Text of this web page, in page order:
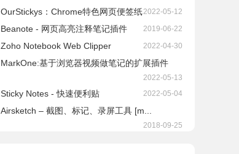
OurStickys：Chrome特色网页便签纸2022-05-12
Beanote - 网页高亮注释笔记插件 2019-06-22
Zoho Notebook Web Clipper 2022-04-30
MarkOne:基于浏览器视频做笔记的扩展插件
2022-05-13
Sticky Notes - 快速便利贴 2022-05-04
Airsketch – 截图、标记、录屏工具 [m...
2018-09-25